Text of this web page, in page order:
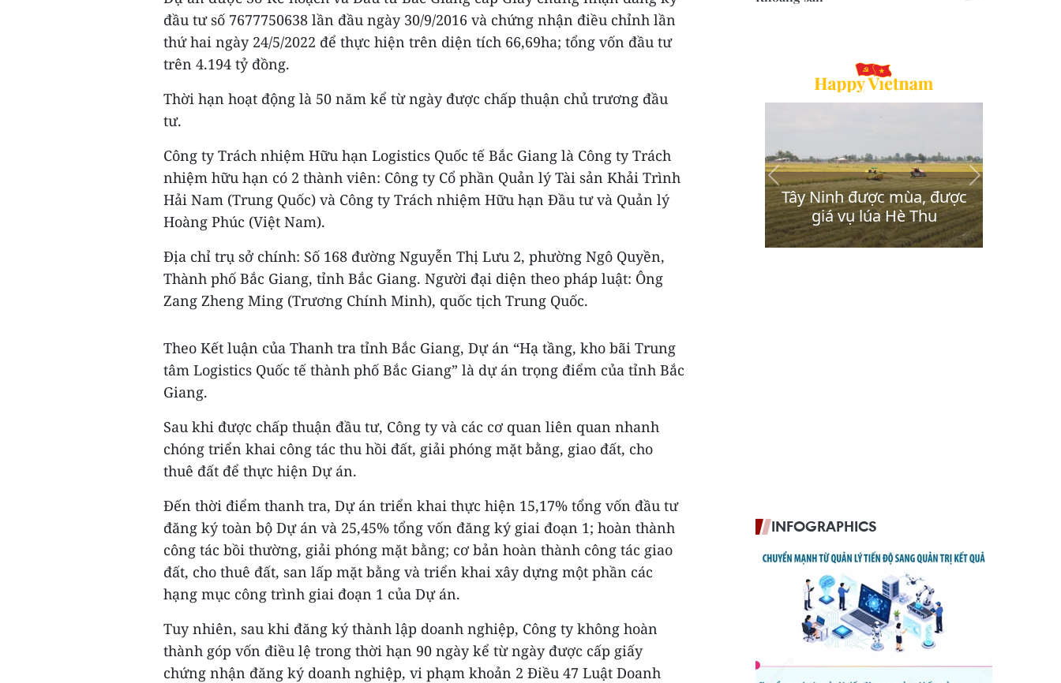
đầu tư số 7677750638 lần đầu ngày 30/9/2016 và chứng nhận điều chỉnh lần
thứ hai ngày 24/5/2022 để thực hiện trên diện tích 66,69ha; tổng vốn đầu tư
trên 4.194 tỷ đồng.
Thời hạn hoạt động là 50 năm kể từ ngày được chấp thuận chủ trương đầu
tư.
Công ty Trách nhiệm Hữu hạn Logistics Quốc tế Bắc Giang là Công ty Trách
nhiệm hữu hạn có 2 thành viên: Công ty Cổ phần Quản lý Tài sản Khải Trình
Hải Nam (Trung Quốc) và Công ty Trách nhiệm Hữu hạn Đầu tư và Quản lý
Hoàng Phúc (Việt Nam).
Địa chỉ trụ sở chính: Số 168 đường Nguyễn Thị Lưu 2, phường Ngô Quyền,
Thành phố Bắc Giang, tỉnh Bắc Giang. Người đại diện theo pháp luật: Ông
Zang Zheng Ming (Trương Chính Minh), quốc tịch Trung Quốc.
Theo Kết luận của Thanh tra tỉnh Bắc Giang, Dự án “Hạ tầng, kho bãi Trung
tâm Logistics Quốc tế thành phố Bắc Giang” là dự án trọng điểm của tỉnh Bắc
Giang.
Sau khi được chấp thuận đầu tư, Công ty và các cơ quan liên quan nhanh
chóng triển khai công tác thu hồi đất, giải phóng mặt bằng, giao đất, cho
thuê đất để thực hiện Dự án.
Đến thời điểm thanh tra, Dự án triển khai thực hiện 15,17% tổng vốn đầu tư
đăng ký toàn bộ Dự án và 25,45% tổng vốn đăng ký giai đoạn 1; hoàn thành
công tác bồi thường, giải phóng mặt bằng; cơ bản hoàn thành công tác giao
đất, cho thuê đất, san lấp mặt bằng và triển khai xây dựng một phần các
hạng mục công trình giai đoạn 1 của Dự án.
Tuy nhiên, sau khi đăng ký thành lập doanh nghiệp, Công ty không hoàn
thành góp vốn điều lệ trong thời hạn 90 ngày kể từ ngày được cấp giấy
chứng nhận đăng ký doanh nghiệp, vi phạm khoản 2 Điều 47 Luật Doanh
INFOGRAPHICS